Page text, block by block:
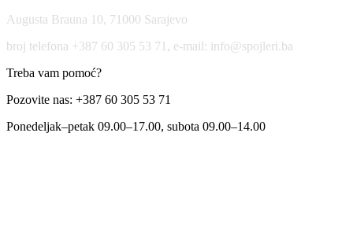
Augusta Brauna 10, 71000 Sarajevo
broj telefona +387 60 305 53 71, e-mail: info@spojleri.ba
Treba vam pomoć?
Pozovite nas: +387 60 305 53 71
Ponedeljak–petak 09.00–17.00, subota 09.00–14.00